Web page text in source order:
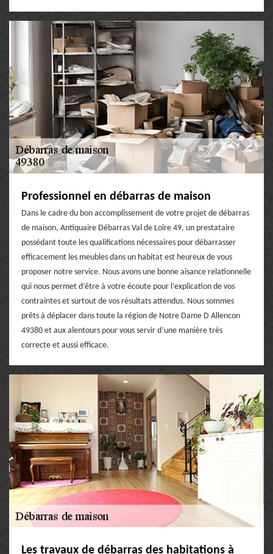
Professionnel en débarras de maison
Dans le cadre du bon accomplissement de votre projet de débarras
de maison, Antiquaire Débarras Val de Loire 49, un prestataire
possédant toute les qualifications nécessaires pour débarrasser
efficacement les meubles dans un habitat est heureux de vous
proposer notre service. Nous avons une bonne aisance relationnelle
qui nous permet d’être à votre écoute pour l’explication de vos
contraintes et surtout de vos résultats attendus. Nous sommes
prêts à déplacer dans toute la région de Notre Dame D Allencon
49380 et aux alentours pour vous servir d’une manière très
correcte et aussi efficace.
Les travaux de débarras des habitations à